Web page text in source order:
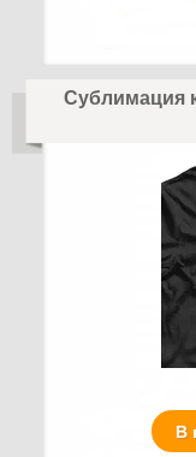
Сублимация
В